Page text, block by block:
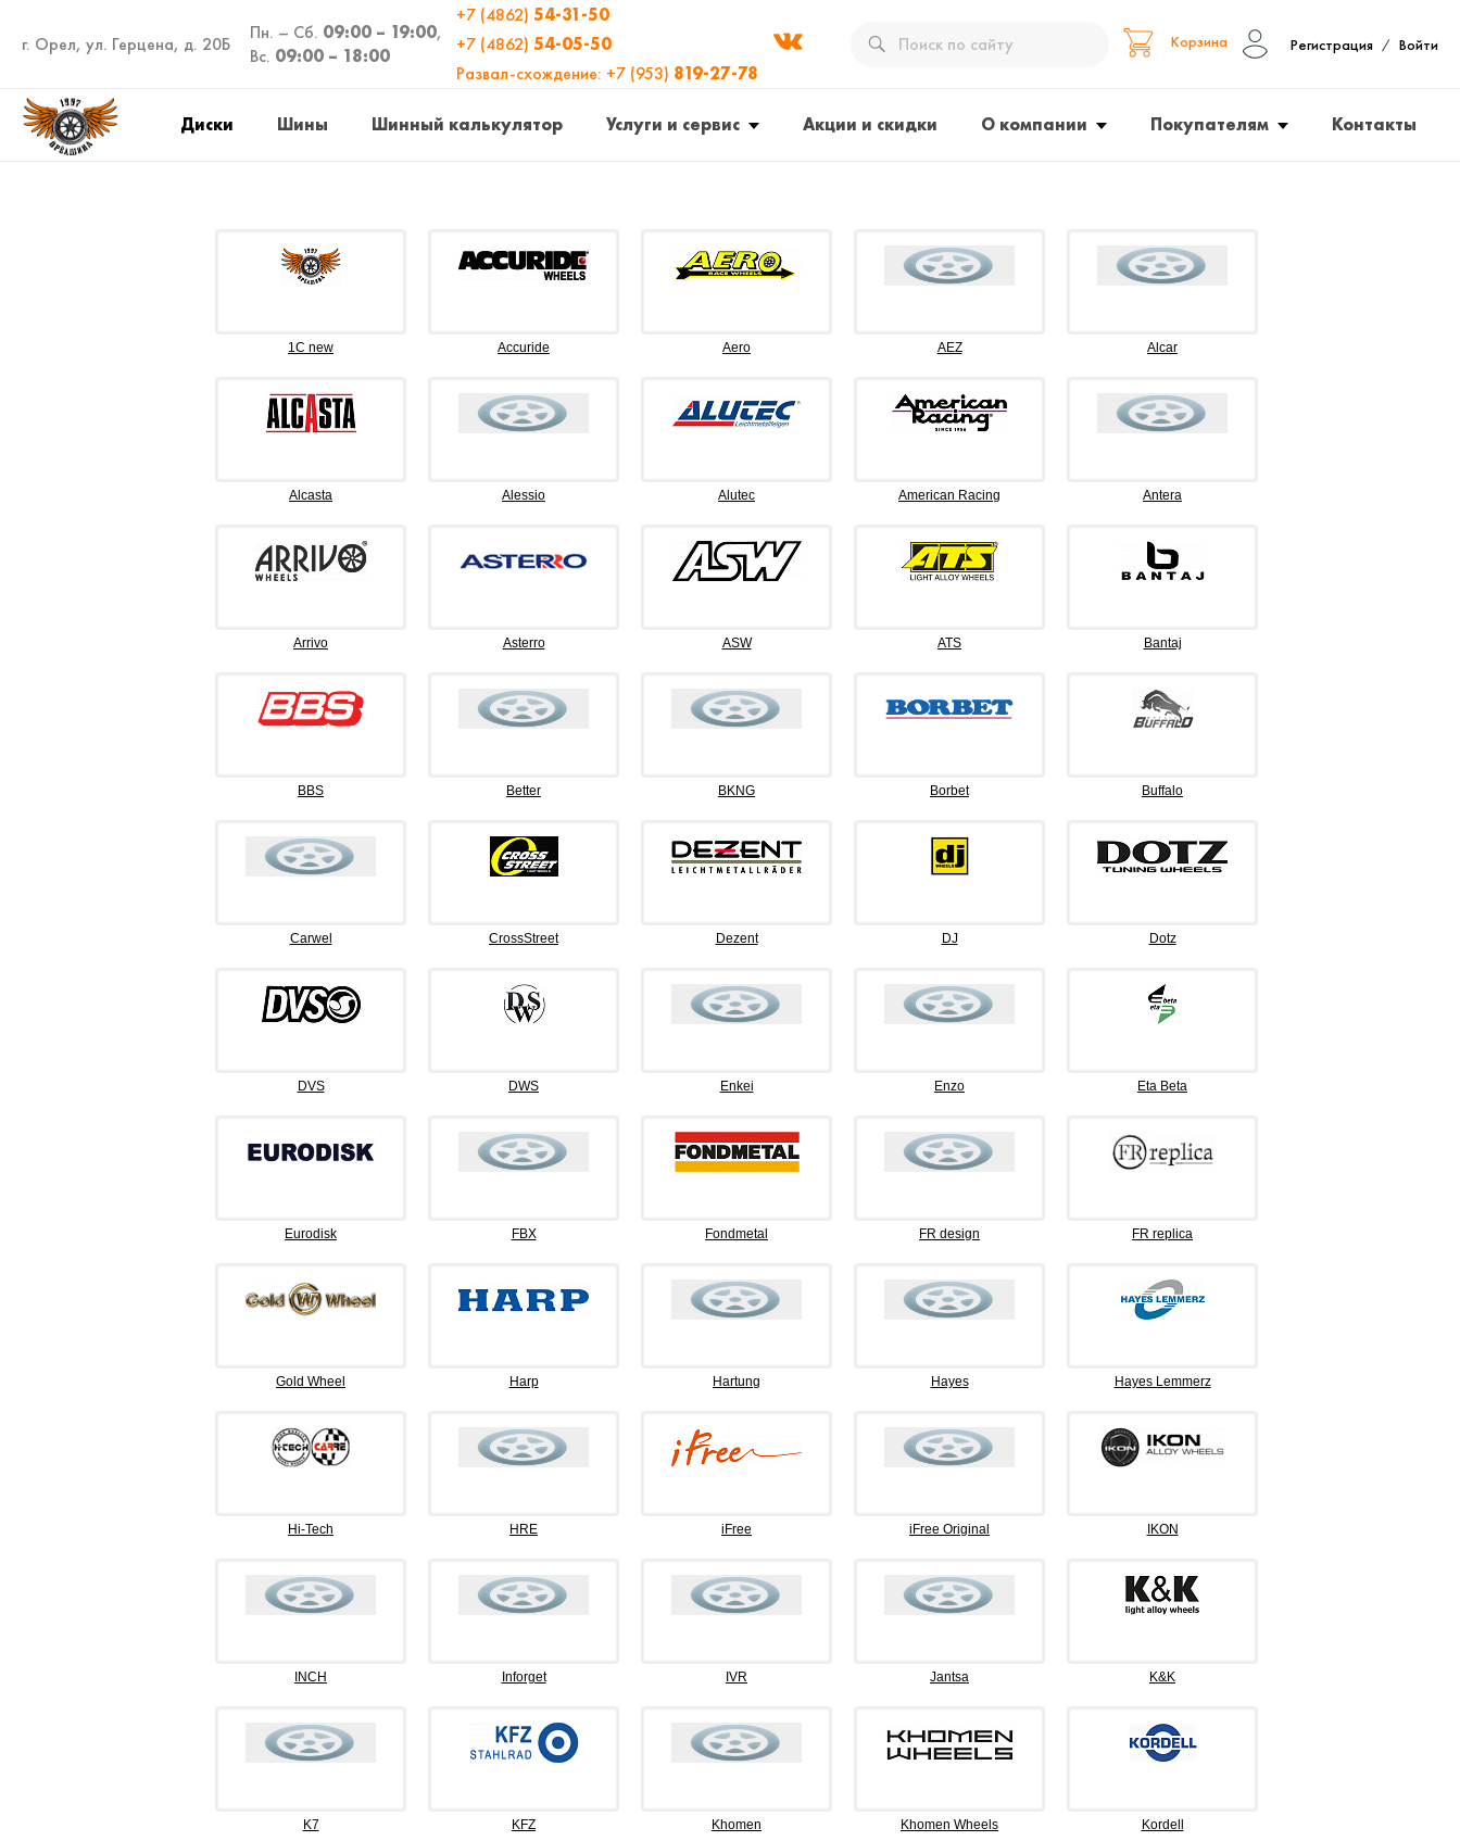
г. Орел, ул. Герцена, д. 20Б
Пн. – Сб. 09:00 – 19:00,
Вс. 09:00 – 18:00
+7 (4862) 54-31-50
+7 (4862) 54-05-50
Развал-схождение: +7 (953) 819-27-78
Корзина Регистрация / Войти
Диски Шины Шинный калькулятор Услуги и сервис Акции и скидки О компании Покупателям Контакты
1C new Accuride Aero AEZ Alcar
Alcasta Alessio Alutec American Racing Antera
Arrivo Asterro ASW ATS Bantaj
BBS Better BKNG Borbet Buffalo
Carwel CrossStreet Dezent DJ Dotz
DVS DWS Enkei Enzo Eta Beta
Eurodisk FBX Fondmetal FR design FR replica
Gold Wheel Harp Hartung Hayes Hayes Lemmerz
Hi-Tech HRE iFree iFree Original IKON
INCH Inforget IVR Jantsa K&K
K7 KFZ Khomen Khomen Wheels Kordell